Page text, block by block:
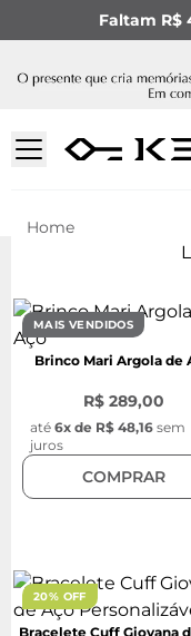
Faltam R$
MAIS VENDIDOS
Brinco Mari Argola de
R$ 289,00
até 6x de R$ 48,16 sem
juros
COMPRAR
20% OFF
Bracelete Cuff Giovana